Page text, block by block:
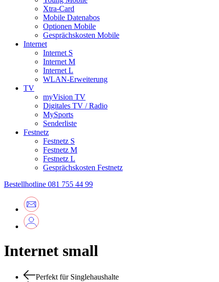
Xtra-Card
Mobile Datenabos
Optionen Mobile
Gesprächskosten Mobile
Internet
Internet S
Internet M
Internet L
WLAN-Erweiterung
TV
myVision TV
Digitales TV / Radio
MySports
Senderliste
Festnetz
Festnetz S
Festnetz M
Festnetz L
Gesprächskosten Festnetz
Bestellhotline 081 755 44 99
Internet small
Perfekt für Singlehaushalte